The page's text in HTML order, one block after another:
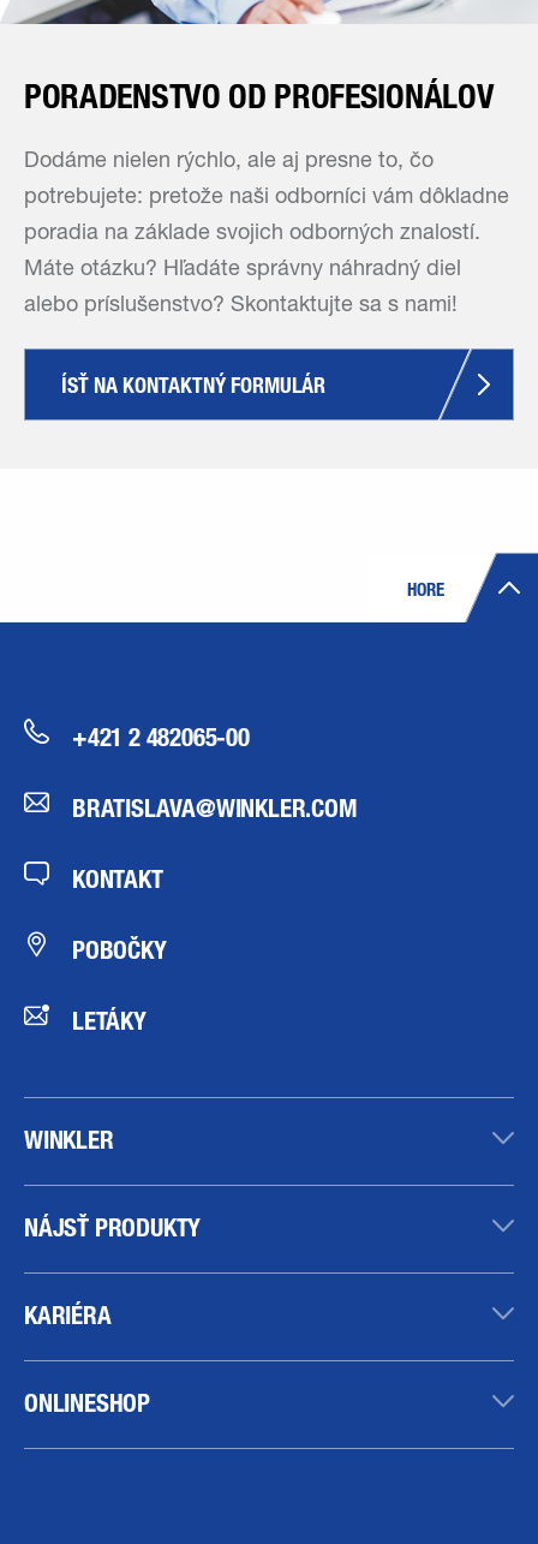
PORADENSTVO OD PROFESIONÁLOV
Dodáme nielen rýchlo, ale aj presne to, čo
potrebujete: pretože naši odborníci vám dôkladne
poradia na základe svojich odborných znalostí.
Máte otázku? Hľadáte správny náhradný diel
alebo príslušenstvo? Skontaktujte sa s nami!
ÍSŤ NA KONTAKTNÝ FORMULÁR
HORE
+421 2 482065-00
BRATISLAVA@WINKLER.COM
KONTAKT
POBOČKY
LETÁKY
WINKLER
NÁJSŤ PRODUKTY
KARIÉRA
ONLINESHOP